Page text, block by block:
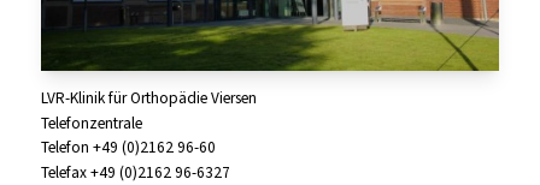
LVR-Klinik für Orthopädie Viersen
Telefonzentrale
Telefon +49 (0)2162 96-60
Telefax +49 (0)2162 96-6327